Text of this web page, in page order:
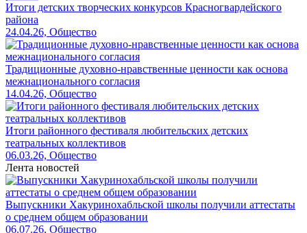
Итоги детских творческих конкурсов Красногвардейского
района
24.04.26, Общество
Традиционные духовно-нравственные ценности как основа
межнационального согласия
14.04.26, Общество
Итоги районного фестиваля любительских детских
театральных коллективов
06.03.26, Общество
Лента новостей
Выпускники Хакуринохабльской школы получили аттестаты
о среднем общем образовании
06.07.26, Общество